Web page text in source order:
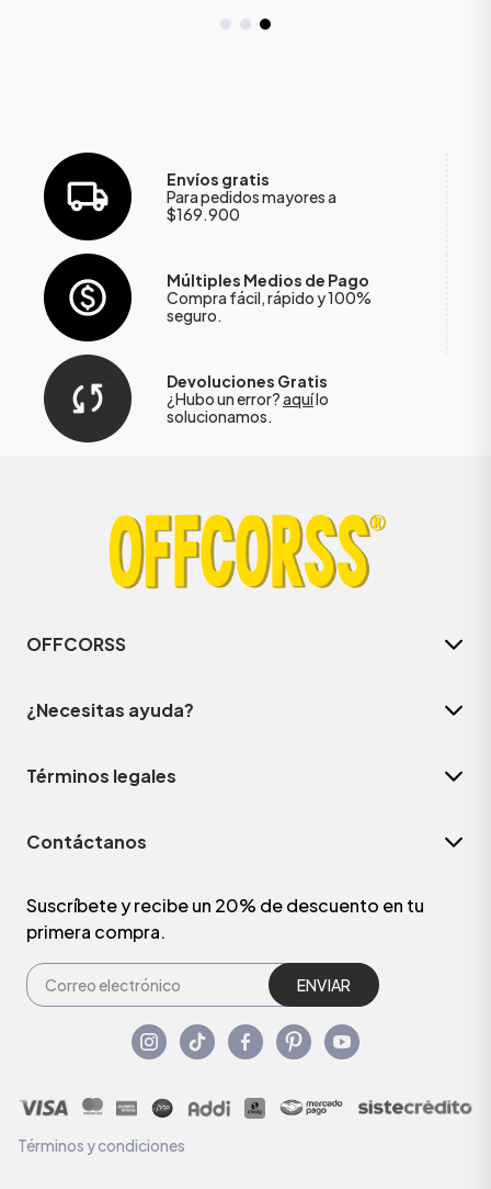
Envíos gratis
Para pedidos mayores a
$169.900
Múltiples Medios de Pago
Compra fácil, rápido y 100%
seguro.
Devoluciones Gratis
¿Hubo un error?aquílo
solucionamos.
OFFCORSS
¿Necesitas ayuda?
Términos legales
Contáctanos
Suscríbete y recibe un 20% de descuento en tu
primera compra.
ENVIAR
Términos y condiciones